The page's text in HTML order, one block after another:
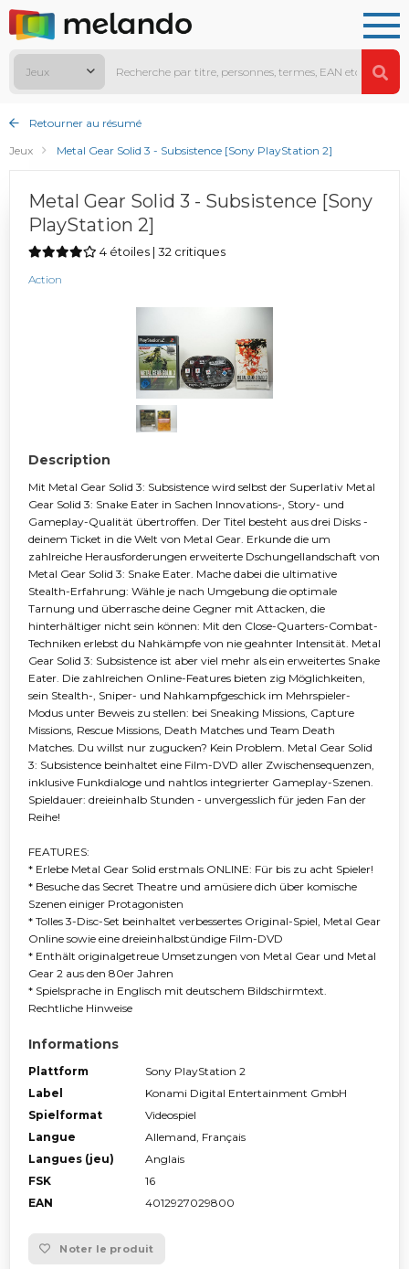
Jeux
Retourner au résumé
Jeux
Metal Gear Solid 3 - Subsistence [Sony PlayStation 2]
Metal Gear Solid 3 - Subsistence [Sony
PlayStation 2]
4 étoiles | 32 critiques
Action
Description
Mit Metal Gear Solid 3: Subsistence wird selbst der Superlativ Metal
Gear Solid 3: Snake Eater in Sachen Innovations-, Story- und
Gameplay-Qualität übertroffen. Der Titel besteht aus drei Disks -
deinem Ticket in die Welt von Metal Gear. Erkunde die um
zahlreiche Herausforderungen erweiterte Dschungellandschaft von
Metal Gear Solid 3: Snake Eater. Mache dabei die ultimative
Stealth-Erfahrung: Wähle je nach Umgebung die optimale
Tarnung und überrasche deine Gegner mit Attacken, die
hinterhältiger nicht sein können: Mit den Close-Quarters-Combat-
Techniken erlebst du Nahkämpfe von nie geahnter Intensität. Metal
Gear Solid 3: Subsistence ist aber viel mehr als ein erweitertes Snake
Eater. Die zahlreichen Online-Features bieten zig Möglichkeiten,
sein Stealth-, Sniper- und Nahkampfgeschick im Mehrspieler-
Modus unter Beweis zu stellen: bei Sneaking Missions, Capture
Missions, Rescue Missions, Death Matches und Team Death
Matches. Du willst nur zugucken? Kein Problem. Metal Gear Solid
3: Subsistence beinhaltet eine Film-DVD aller Zwischensequenzen,
inklusive Funkdialoge und nahtlos integrierter Gameplay-Szenen.
Spieldauer: dreieinhalb Stunden - unvergesslich für jeden Fan der
Reihe!
FEATURES:
* Erlebe Metal Gear Solid erstmals ONLINE: Für bis zu acht Spieler!
* Besuche das Secret Theatre und amüsiere dich über komische
Szenen einiger Protagonisten
* Tolles 3-Disc-Set beinhaltet verbessertes Original-Spiel, Metal Gear
Online sowie eine dreieinhalbstündige Film-DVD
* Enthält originalgetreue Umsetzungen von Metal Gear und Metal
Gear 2 aus den 80er Jahren
* Spielsprache in Englisch mit deutschem Bildschirmtext.
Rechtliche Hinweise
Informations
Plattform
Sony PlayStation 2
Label
Konami Digital Entertainment GmbH
Spielformat
Videospiel
Langue
Allemand, Français
Langues (jeu)
Anglais
FSK
16
EAN
4012927029800
Noter le produit